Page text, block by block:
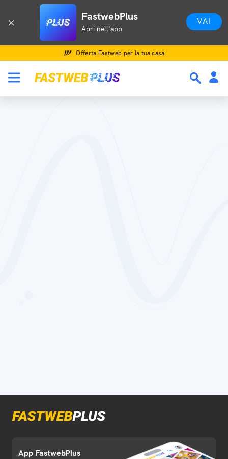
FastwebPlus
Apri nell'app
VAI
Offerta Fastweb per la tua casa
App FastwebPlus